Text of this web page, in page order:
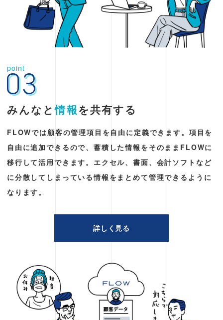
point
03
みんなと情報を共有する
FLOWでは顧客の管理項目を自由に定義できます。項目を
自由に追加できるので、蓄積した情報をそのままFLOWに
移行して活用できます。エクセル、書面、会計ソフトなど
に分散してしまっている情報をまとめて管理できるように
なります。
詳しく見る